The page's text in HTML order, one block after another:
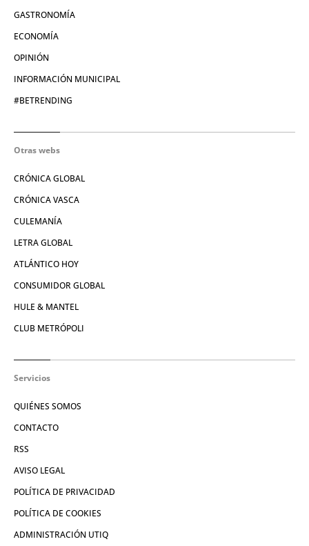
GASTRONOMÍA
ECONOMÍA
OPINIÓN
INFORMACIÓN MUNICIPAL
#BETRENDING
Otras webs
CRÓNICA GLOBAL
CRÓNICA VASCA
CULEMANÍA
LETRA GLOBAL
ATLÁNTICO HOY
CONSUMIDOR GLOBAL
HULE & MANTEL
CLUB METRÓPOLI
Servicios
QUIÉNES SOMOS
CONTACTO
RSS
AVISO LEGAL
POLÍTICA DE PRIVACIDAD
POLÍTICA DE COOKIES
ADMINISTRACIÓN UTIQ